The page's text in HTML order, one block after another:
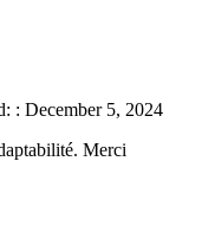
: December 5, 2024
Merci